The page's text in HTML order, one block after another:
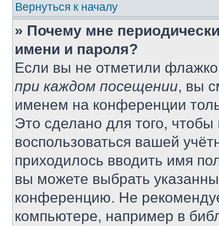
Вернуться к началу
» Почему мне
имени и пароля?
Если вы не отметили
при каждом посещении, вы
именем на конференции
Это сделано для того, чтобы
воспользоваться вашей
приходилось вводить имя
вы можете выбрать
конференцию. Не
компьютере, например в